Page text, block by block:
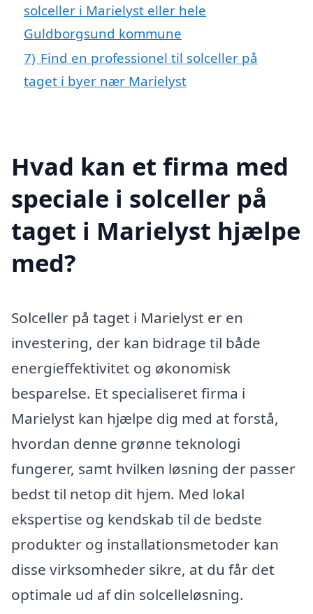
solceller i Marielyst eller hele
Guldborgsund kommune
7) Find en professionel til solceller på
taget i byer nær Marielyst
Hvad kan et firma med
speciale i solceller på
taget i Marielyst hjælpe
med?
Solceller på taget i Marielyst er en
investering, der kan bidrage til både
energieffektivitet og økonomisk
besparelse. Et specialiseret firma i
Marielyst kan hjælpe dig med at forstå,
hvordan denne grønne teknologi
fungerer, samt hvilken løsning der passer
bedst til netop dit hjem. Med lokal
ekspertise og kendskab til de bedste
produkter og installationsmetoder kan
disse virksomheder sikre, at du får det
optimale ud af din solcelleløsning.